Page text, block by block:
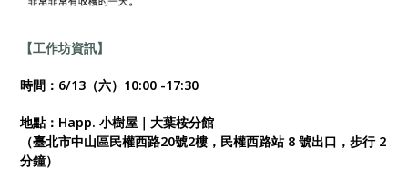
【工作坊資訊】
時間：6/13（六）10:00 -17:30
地點：Happ. 小樹屋｜大葉桉分館
（臺北市中山區民權西路20號2樓，民權西路站 8 號出口，步行 2
分鐘）